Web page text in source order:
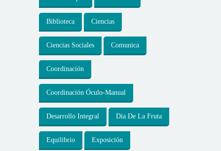
Biblioteca Ciencias
Ciencias Sociales Comunica
Coordinación
Coordinación Óculo-Manual
Desarrollo Integral Dia De La Fruta
Equilibrio Exposición